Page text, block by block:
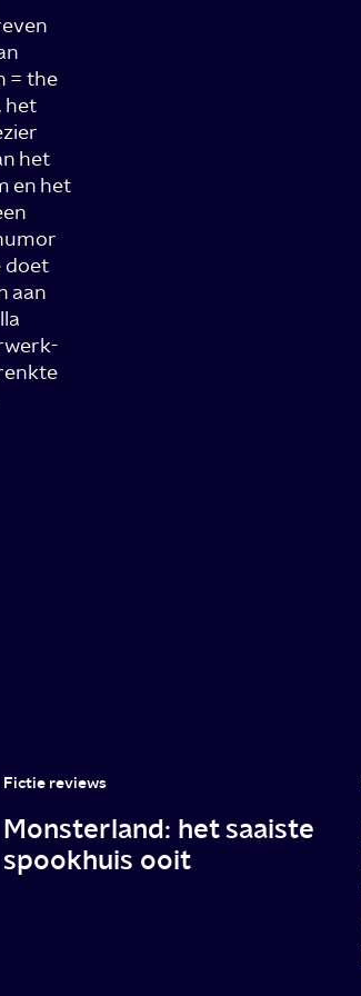
= the
het
het
en het
doet
aan
Fictie reviews
Monsterland: het saaiste
spookhuis ooit